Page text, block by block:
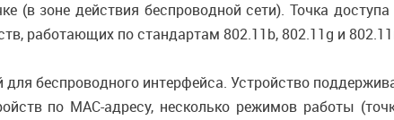
(в зоне действия беспроводной сети). Точка
работающих по стандартам 802.11b, 802.11g и
беспроводного интерфейса. Устройство
по MAC-адресу, несколько режимов работы